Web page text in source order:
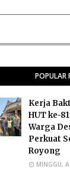
POPULAR
Kerja
HUT ke-
Warga
Perkuat
Royong
MINGGU,